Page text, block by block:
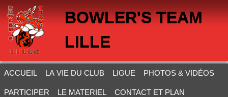
BOWLER'S TEAM
LILLE
ACCUEIL LA VIE DU CLUB LIGUE PHOTOS & VIDÉOS
PARTICIPER LE MATERIEL CONTACT ET PLAN
Panneau de gestion des cookies